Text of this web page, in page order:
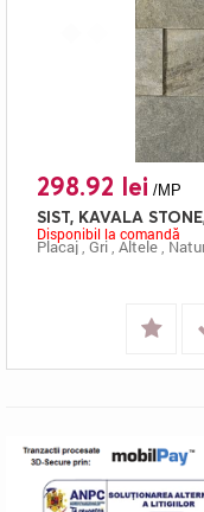
298.92 lei /MP
SIST, KAVALA
Placaj,Gri,Altele,
Disponibil la comandă